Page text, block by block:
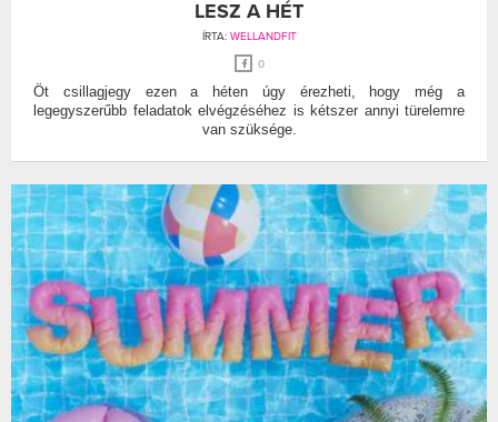
LESZ A HÉT
ÍRTA: WELLANDFIT
0
Öt csillagjegy ezen a héten úgy érezheti, hogy még a
legegyszerűbb feladatok elvégzéséhez is kétszer annyi türelemre
van szüksége.